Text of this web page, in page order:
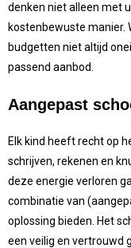
denken niet alleen met
kostenbewuste manier.
budgetten niet altijd
passend aanbod.
Aangepast
Elk kind heeft recht op
schrijven, rekenen en
deze energie verloren
combinatie van
oplossing bieden. Het
een veilig en vertrouwd